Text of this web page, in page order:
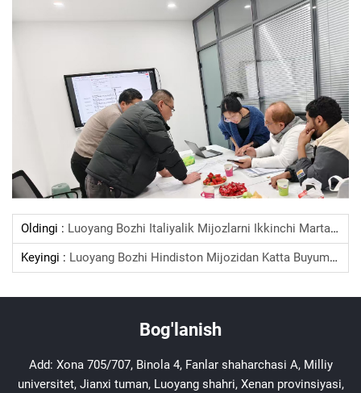
Oldingi : Luoyang Bozhi Italiyalik Mijozlarni Ikkinchi Marta Ko'rib Chiqish Uchun Kutmoqda, Hamkorlikning Yangi Bobini Yoritmoqda
Keyingi : Luoyang Bozhi Hindiston Mijozidan Katta Buyum Oldi: 36kV/12kV O'rta Vosita Peremenniklari Libiya Substantsiyalarini Energiya Bilan Ta'minlaydi
Bog'lanish
Add: Xona 705/707, Binola 4, Fanlar shaharchasi A, Milliy
universitet, Jianxi tuman, Luoyang shahri, Xenan provinsiyasi,